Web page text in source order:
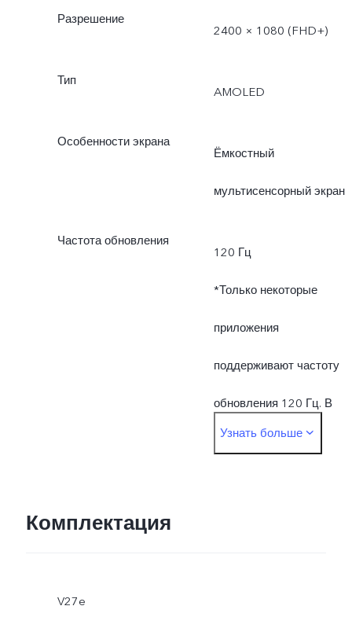
Разрешение
2400 × 1080 (FHD+)
Тип
AMOLED
Особенности экрана
Ёмкостный
мультисенсорный экран
Частота обновления
120 Гц
*Только некоторые
приложения
поддерживают частоту
обновления 120 Гц. В
различных приложениях
Узнать больше
Комплектация
V27e